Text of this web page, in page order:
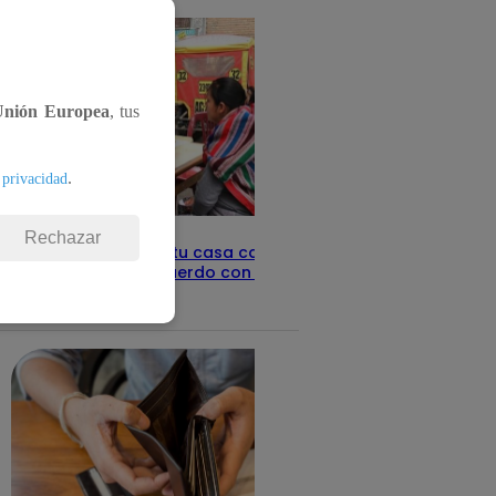
Revisa con tu DNI si tu casa califica
como pobre, de acuerdo con el Sisfoh
Europea, tus
.
Rechazar